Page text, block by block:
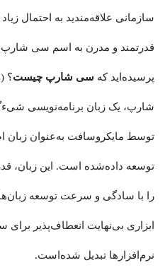
سازمانی علاقه‌مندید به احتمال
قدرتمند و مدرن به اسم سی شارپ
پرسیده‌اید که سی شارپ چیست
شارپ، یک زبان برنامه‌نویسی
را با سادگی و سرعت توسعه
ابزاری بی‌نهایت انعطاف‌پذیر
نرم‌افزارها تبدیل شده‌است.